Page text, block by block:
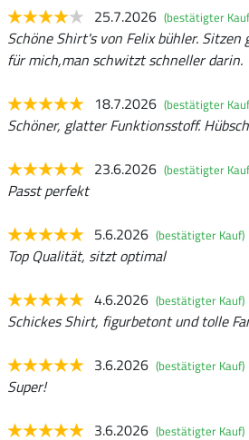
25.7.2026 (bestätigter
Schöne Shirt's von Felix bühler. Sitzen
für mich,man schwitzt schneller darin.
18.7.2026 (bestätigter
Schöner, glatter Funktionsstoff.
23.6.2026 (bestätigter
Passt perfekt
5.6.2026 (bestätigter Kauf)
Top Qualität, sitzt optimal
4.6.2026 (bestätigter Kauf)
Schickes Shirt, figurbetont und tolle
3.6.2026 (bestätigter Kauf)
Super!
3.6.2026 (bestätigter Kauf)